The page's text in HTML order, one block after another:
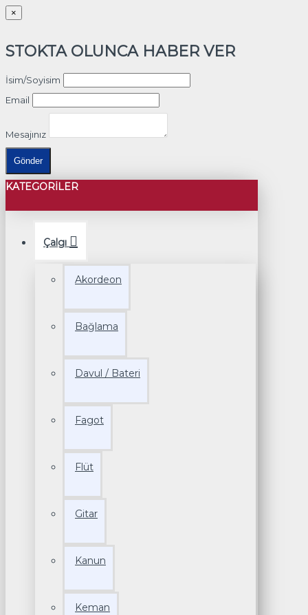
×
STOKTA OLUNCA HABER VER
İsim/Soyisim
Email
Mesajınız
Gönder
KATEGORILER
Çalgı
Akordeon
Bağlama
Davul / Bateri
Fagot
Flüt
Gitar
Kanun
Keman